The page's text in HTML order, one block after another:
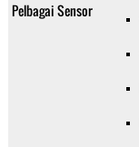
Pelbagai Sensor